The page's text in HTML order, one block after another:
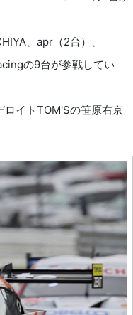
、apr（2台）、
の9台が参戦してい
イトTOM'Sの笹原右京